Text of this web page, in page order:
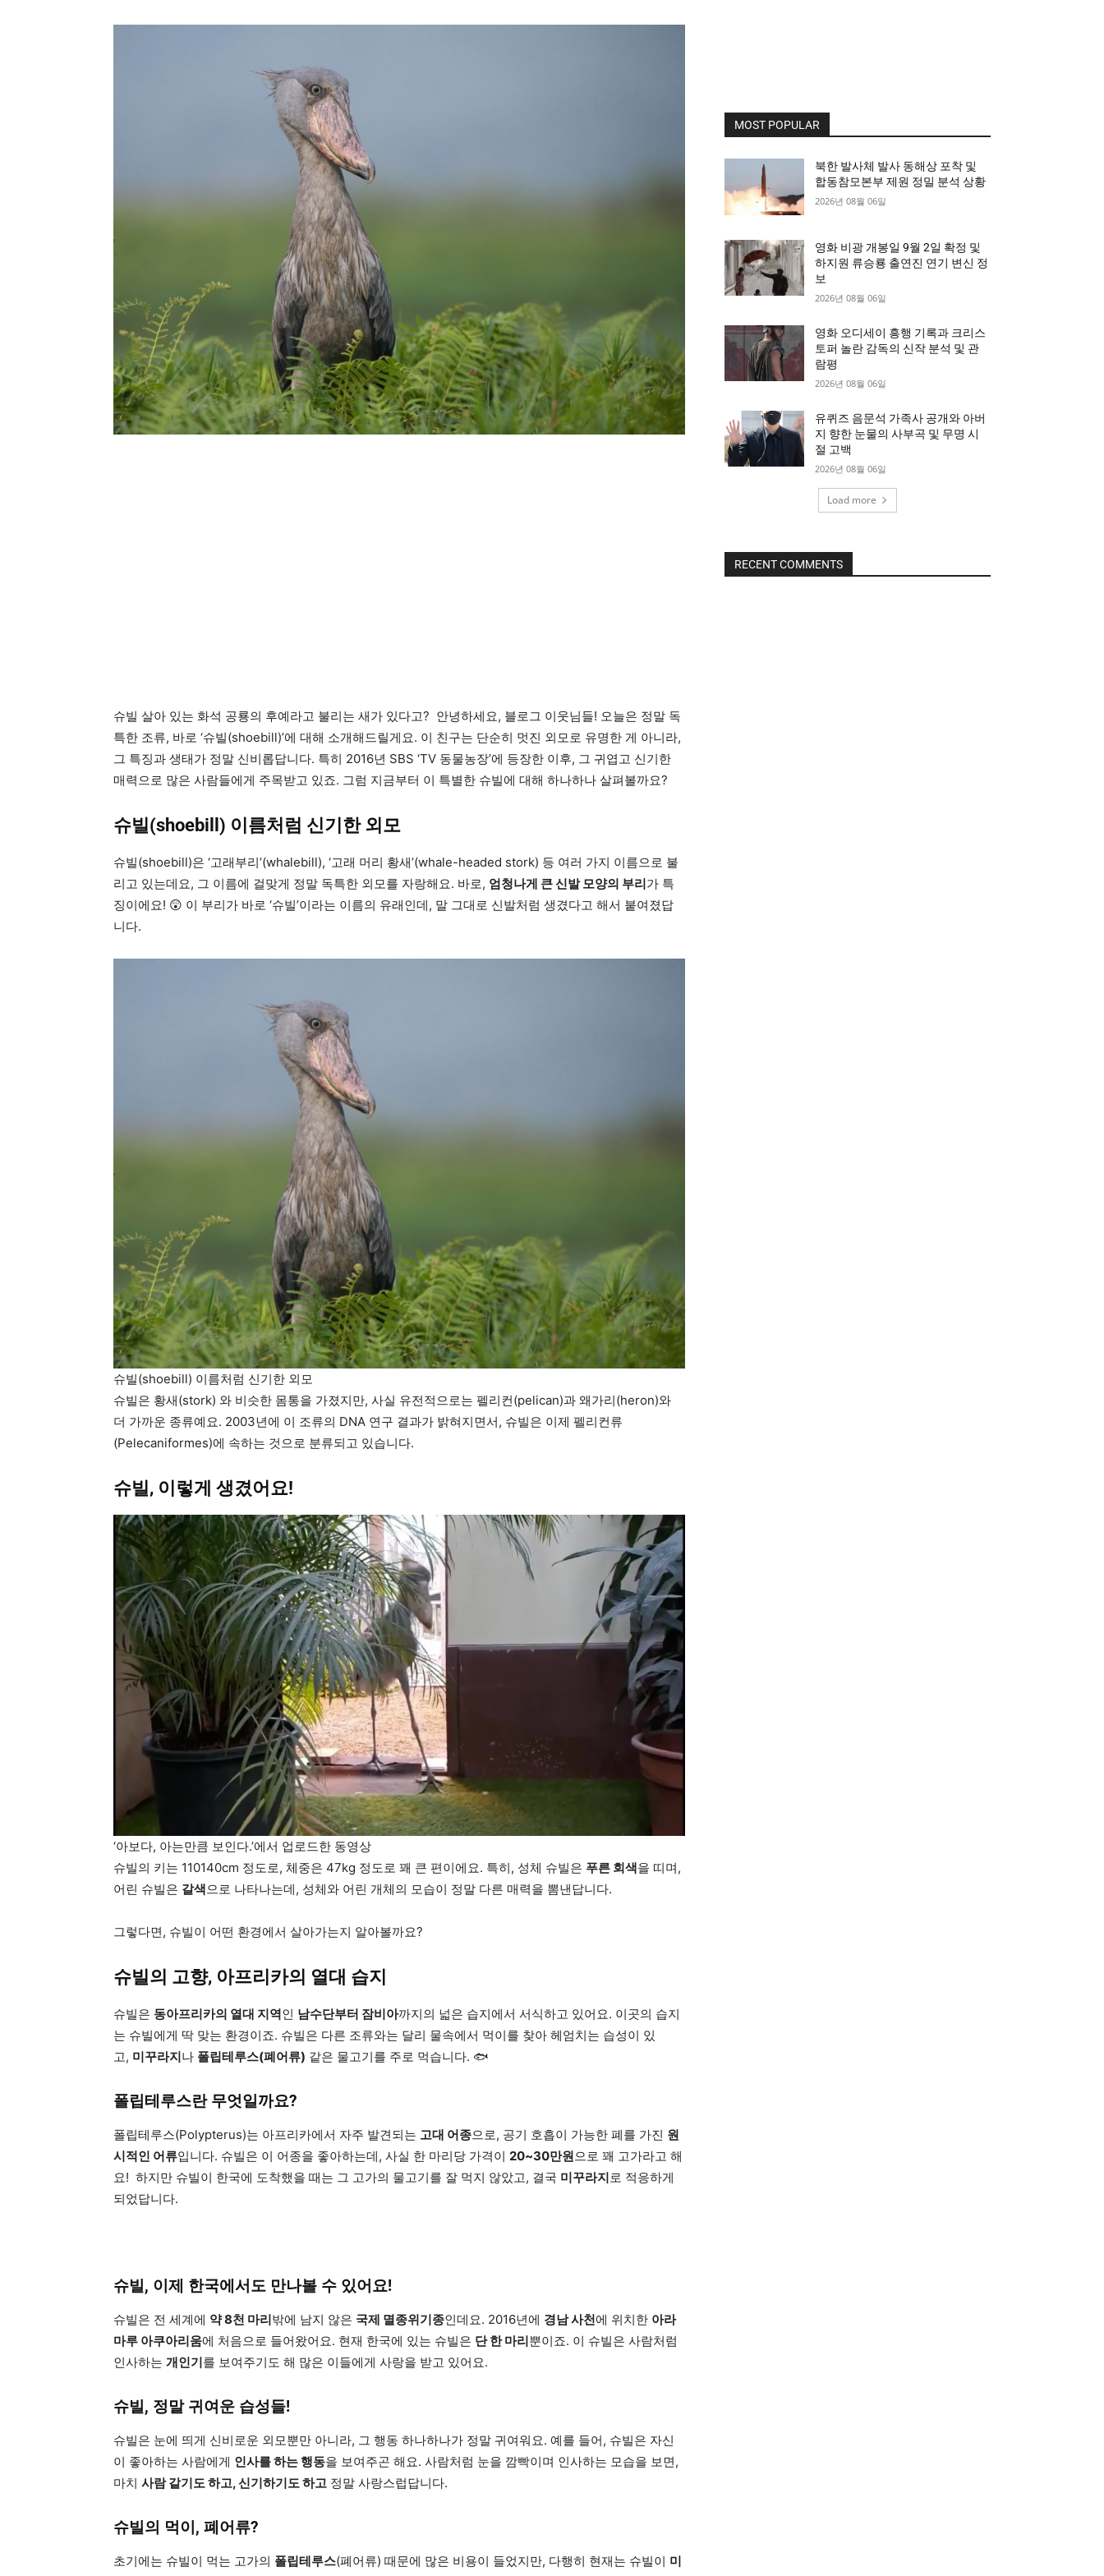
슈빌 살아 있는 화석 공룡의 후예라고 불리는 새가 있다고? 안녕하세요, 블로그 이웃님들! 오늘은 정말 독
특한 조류, 바로 ‘슈빌(shoebill)’에 대해 소개해드릴게요. 이 친구는 단순히 멋진 외모로 유명한 게 아니라,
그 특징과 생태가 정말 신비롭답니다. 특히 2016년 SBS ‘TV 동물농장’에 등장한 이후, 그 귀엽고 신기한
매력으로 많은 사람들에게 주목받고 있죠. 그럼 지금부터 이 특별한 슈빌에 대해 하나하나 살펴볼까요?
슈빌(shoebill) 이름처럼 신기한 외모
슈빌(shoebill)은 ‘고래부리’(whalebill), ‘고래 머리 황새’(whale-headed stork) 등 여러 가지 이름으로 불
리고 있는데요, 그 이름에 걸맞게 정말 독특한 외모를 자랑해요. 바로, 엄청나게 큰 신발 모양의 부리가 특
징이에요! 😲 이 부리가 바로 ‘슈빌’이라는 이름의 유래인데, 말 그대로 신발처럼 생겼다고 해서 붙여졌답
니다.
슈빌(shoebill) 이름처럼 신기한 외모
슈빌은 황새(stork) 와 비슷한 몸통을 가졌지만, 사실 유전적으로는 펠리컨(pelican)과 왜가리(heron)와
더 가까운 종류예요. 2003년에 이 조류의 DNA 연구 결과가 밝혀지면서, 슈빌은 이제 펠리컨류
(Pelecaniformes)에 속하는 것으로 분류되고 있습니다.
슈빌, 이렇게 생겼어요!
‘아보다, 아는만큼 보인다.’에서 업로드한 동영상
슈빌의 키는 110140cm 정도로, 체중은 47kg 정도로 꽤 큰 편이에요. 특히, 성체 슈빌은 푸른 회색을 띠며,
어린 슈빌은 갈색으로 나타나는데, 성체와 어린 개체의 모습이 정말 다른 매력을 뽐낸답니다.
그렇다면, 슈빌이 어떤 환경에서 살아가는지 알아볼까요?
슈빌의 고향, 아프리카의 열대 습지
슈빌은 동아프리카의 열대 지역인 남수단부터 잠비아까지의 넓은 습지에서 서식하고 있어요. 이곳의 습지
는 슈빌에게 딱 맞는 환경이죠. 슈빌은 다른 조류와는 달리 물속에서 먹이를 찾아 헤엄치는 습성이 있
고, 미꾸라지나 폴립테루스(폐어류) 같은 물고기를 주로 먹습니다. 🐟
폴립테루스란 무엇일까요?
폴립테루스(Polypterus)는 아프리카에서 자주 발견되는 고대 어종으로, 공기 호흡이 가능한 폐를 가진 원
시적인 어류입니다. 슈빌은 이 어종을 좋아하는데, 사실 한 마리당 가격이 20~30만원으로 꽤 고가라고 해
요! 하지만 슈빌이 한국에 도착했을 때는 그 고가의 물고기를 잘 먹지 않았고, 결국 미꾸라지로 적응하게
되었답니다.
슈빌, 이제 한국에서도 만나볼 수 있어요!
슈빌은 전 세계에 약 8천 마리밖에 남지 않은 국제 멸종위기종인데요. 2016년에 경남 사천에 위치한 아라
마루 아쿠아리움에 처음으로 들어왔어요. 현재 한국에 있는 슈빌은 단 한 마리뿐이죠. 이 슈빌은 사람처럼
인사하는 개인기를 보여주기도 해 많은 이들에게 사랑을 받고 있어요.
슈빌, 정말 귀여운 습성들!
슈빌은 눈에 띄게 신비로운 외모뿐만 아니라, 그 행동 하나하나가 정말 귀여워요. 예를 들어, 슈빌은 자신
이 좋아하는 사람에게 인사를 하는 행동을 보여주곤 해요. 사람처럼 눈을 깜빡이며 인사하는 모습을 보면,
마치 사람 같기도 하고, 신기하기도 하고 정말 사랑스럽답니다.
슈빌의 먹이, 폐어류?
초기에는 슈빌이 먹는 고가의 폴립테루스(폐어류) 때문에 많은 비용이 들었지만, 다행히 현재는 슈빌이 미
MOST POPULAR
북한 발사체 발사 동해상 포착 및
합동참모본부 제원 정밀 분석 상황
2026년 08월 06일
영화 비광 개봉일 9월 2일 확정 및
하지원 류승룡 출연진 연기 변신 정
보
2026년 08월 06일
영화 오디세이 흥행 기록과 크리스
토퍼 놀란 감독의 신작 분석 및 관
람평
2026년 08월 06일
유퀴즈 음문석 가족사 공개와 아버
지 향한 눈물의 사부곡 및 무명 시
절 고백
2026년 08월 06일
Load more
RECENT COMMENTS